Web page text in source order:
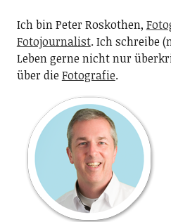
Ich bin Peter Roskothen,
Fotojournalist. Ich schreibe
Leben gerne nicht nur
über dieFotografie.